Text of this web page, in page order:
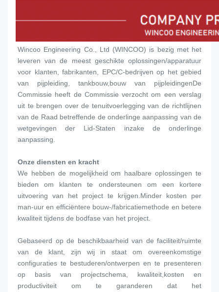
Wincoo Engineering Co., Ltd (WINCOO) is bezig met het
leveren van de meest geschikte oplossingen/apparatuur
voor klanten, fabrikanten, EPC/C-bedrijven op het gebied
van pijpleiding, tankbouw,bouw van pijpleidingenDe
Commissie heeft de Commissie verzocht om een verslag
uit te brengen over de tenuitvoerlegging van de richtlijnen
van de Raad betreffende de onderlinge aanpassing van de
wetgevingen der Lid-Staten inzake de onderlinge
aanpassing.
Onze diensten en kracht
We hebben de mogelijkheid om haalbare oplossingen te
bieden om klanten te ondersteunen om een kortere
uitvoering van het project te krijgen.Minder kosten per
man-uur en efficiëntere bouw-/fabricatiemethode en betere
kwaliteit tijdens de bodfase van het project.
Gebaseerd op de beschikbaarheid van de faciliteit/ruimte
van de klant, zijn wij in staat om overeenkomstige
configuraties te bestuderen/ontwerpen en te presenteren
op basis van projectschema, kwaliteit,kosten en
productiviteit om te garanderen dat het